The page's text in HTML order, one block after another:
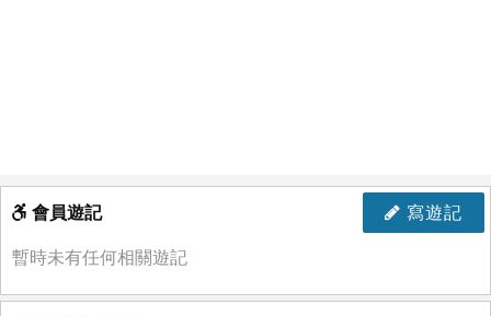
寫遊記
會員遊記
暫時未有任何相關遊記